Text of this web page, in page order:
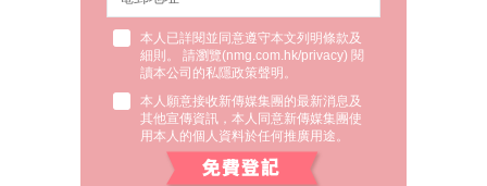
本人已詳閱並同意遵守本文列明條款及
細則。 請瀏覽(nmg.com.hk/privacy) 閱
讀本公司的私隱政策聲明。
本人願意接收新傳媒集團的最新消息及
其他宣傳資訊，本人同意新傳媒集團使
用本人的個人資料於任何推廣用途。